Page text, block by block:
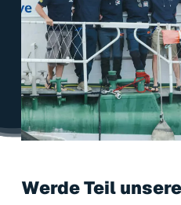
WerdeTeil